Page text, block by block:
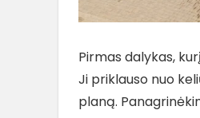
Pirmas dalykas,
Ji priklauso nuo
planą.